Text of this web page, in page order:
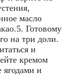
масло
Готовому
на три доли.
и
кремом
ягодами и